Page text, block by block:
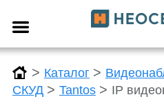
> Каталог >
СКУД > Tantos > IP